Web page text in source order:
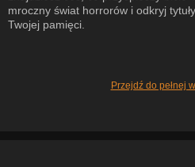
mroczny świat horrorów i odkryj
Twojej pamięci.
Przejdź do pełnej